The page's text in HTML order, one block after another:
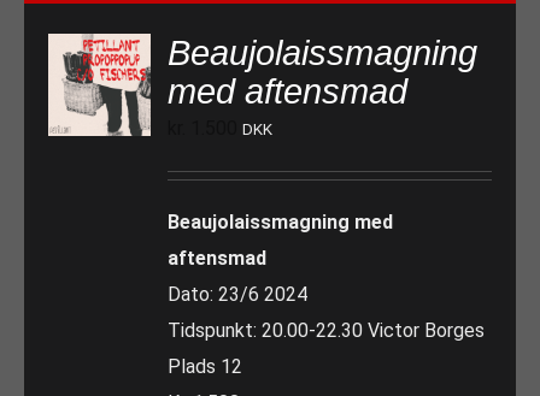
Beaujolaissmagning
med aftensmad
DKK
Beaujolaissmagning med
aftensmad
Dato: 23/6 2024
Tidspunkt: 20.00-22.30 Victor Borges
Plads 12